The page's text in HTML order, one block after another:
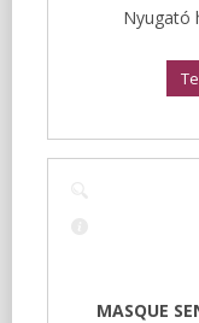
Nyugató
MASQUE